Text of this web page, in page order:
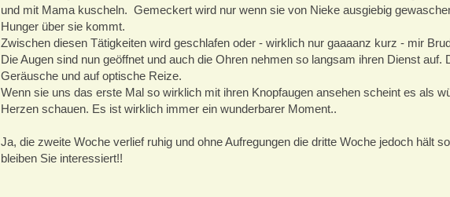
und mit Mama kuscheln. Gemeckert wird nur wenn sie von Nieke ausgiebig
Hunger über sie kommt.
Zwischen diesen Tätigkeiten wird geschlafen oder - wirklich nur gaaaanz kurz - mir
Die Augen sind nun geöffnet und auch die Ohren nehmen so langsam ihren Dienst auf.
Geräusche und auf optische Reize.
Wenn sie uns das erste Mal so wirklich mit ihren Knopfaugen ansehen scheint es als
Herzen schauen. Es ist wirklich immer ein wunderbarer Moment..
Ja, die zweite Woche verlief ruhig und ohne Aufregungen die dritte Woche jedoch hält
bleiben Sie interessiert!!